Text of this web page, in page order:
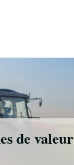
de valeur